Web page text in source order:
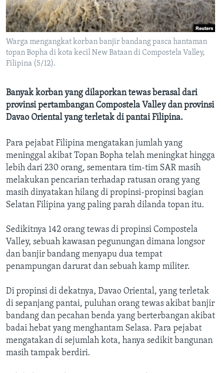
Warga mengangkat korban banjir bandang pasca hantaman
topan Bopha di kota kecil New Bataan di Compostela Valley,
Filipina (5/12).
Banyak korban yang dilaporkan tewas berasal dari
provinsi pertambangan Compostela Valley dan provinsi
Davao Oriental yang terletak di pantai Filipina.
Para pejabat Filipina mengatakan jumlah yang
meninggal akibat Topan Bopha telah meningkat hingga
lebih dari 230 orang, sementara tim-tim SAR masih
melakukan pencarian terhadap ratusan orang yang
masih dinyatakan hilang di propinsi-propinsi bagian
Selatan Filipina yang paling parah dilanda topan itu.
Sedikitnya 142 orang tewas di propinsi Compostela
Valley, sebuah kawasan pegunungan dimana longsor
dan banjir bandang menyapu dua tempat
penampungan darurat dan sebuah kamp militer.
Di propinsi di dekatnya, Davao Oriental, yang terletak
di sepanjang pantai, puluhan orang tewas akibat banjir
bandang dan pecahan benda yang berterbangan akibat
badai hebat yang menghantam Selasa. Para pejabat
mengatakan di sejumlah kota, hanya sedikit bangunan
masih tampak berdiri.